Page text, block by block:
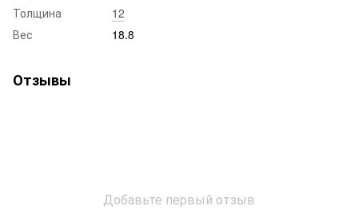
Толщина
12
Вес
18.8
Отзывы
Добавьте первый отзыв